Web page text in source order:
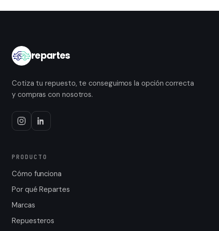
repartes
Cotiza tu repuesto, te conseguimos la opción correcta
y compras con nosotros.
PRODUCTO
Cómo funciona
Por qué Repartes
Marcas
Repuesteros